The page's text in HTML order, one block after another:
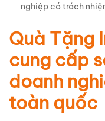
nghiệp có trách
Quà Tặng
cung cấp
doanh
toàn quốc